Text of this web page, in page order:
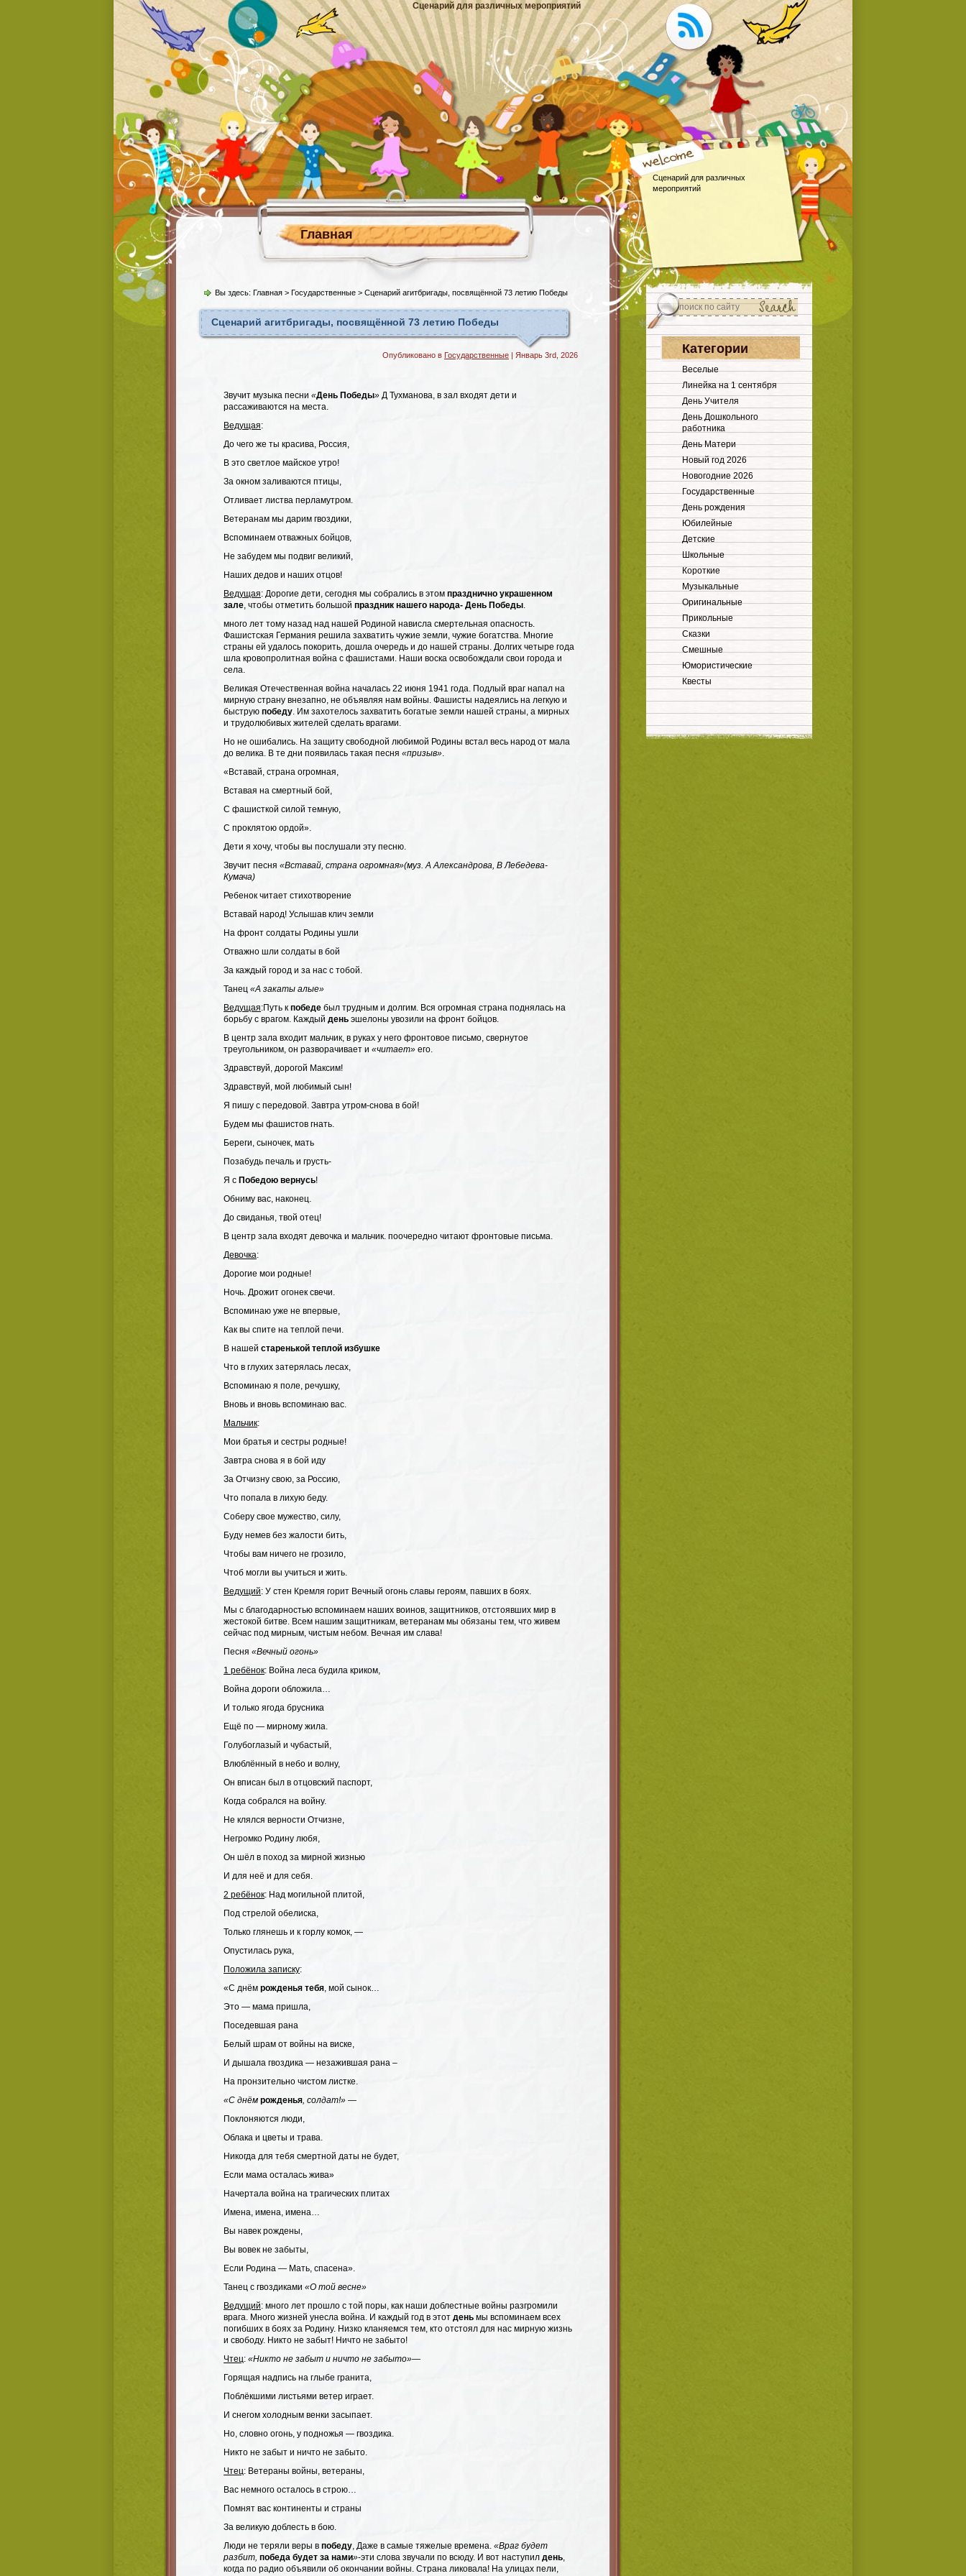
Сценарий для различных мероприятий
Главная
Сценарий для различных
мероприятий
Вы здесь: Главная > Государственные > Сценарий агитбригады, посвящённой 73 летию Победы
Сценарий агитбригады, посвящённой 73 летию Победы
Опубликовано в Государственные | Январь 3rd, 2026
Звучит музыка песни «День Победы» Д Тухманова, в зал входят дети и
рассаживаются на места.
Ведущая:
До чего же ты красива, Россия,
В это светлое майское утро!
За окном заливаются птицы,
Отливает листва перламутром.
Ветеранам мы дарим гвоздики,
Вспоминаем отважных бойцов,
Не забудем мы подвиг великий,
Наших дедов и наших отцов!
Ведущая: Дорогие дети, сегодня мы собрались в этом празднично украшенном
зале, чтобы отметить большой праздник нашего народа- День Победы.
много лет тому назад над нашей Родиной нависла смертельная опасность.
Фашистская Германия решила захватить чужие земли, чужие богатства. Многие
страны ей удалось покорить, дошла очередь и до нашей страны. Долгих четыре года
шла кровопролитная война с фашистами. Наши воска освобождали свои города и
села.
Великая Отечественная война началась 22 июня 1941 года. Подлый враг напал на
мирную страну внезапно, не объявляя нам войны. Фашисты надеялись на легкую и
быструю победу. Им захотелось захватить богатые земли нашей страны, а мирных
и трудолюбивых жителей сделать врагами.
Но не ошибались. На защиту свободной любимой Родины встал весь народ от мала
до велика. В те дни появилась такая песня «призыв».
«Вставай, страна огромная,
Вставая на смертный бой,
С фашисткой силой темную,
С проклятою ордой».
Дети я хочу, чтобы вы послушали эту песню.
Звучит песня «Вставай, страна огромная»(муз. А Александрова, В Лебедева-
Кумача)
Ребенок читает стихотворение
Вставай народ! Услышав клич земли
На фронт солдаты Родины ушли
Отважно шли солдаты в бой
За каждый город и за нас с тобой.
Танец «А закаты алые»
Ведущая:Путь кпобеде был трудным и долгим. Вся огромная страна поднялась на
борьбу с врагом. Каждый день эшелоны увозили на фронт бойцов.
В центр зала входит мальчик, в руках у него фронтовое письмо, свернутое
треугольником, он разворачивает и «читает» его.
Здравствуй, дорогой Максим!
Здравствуй, мой любимый сын!
Я пишу с передовой. Завтра утром-снова в бой!
Будем мы фашистов гнать.
Береги, сыночек, мать
Позабудь печаль и грусть-
Я с Победою вернусь!
Обниму вас, наконец.
До свиданья, твой отец!
В центр зала входят девочка и мальчик. поочередно читают фронтовые письма.
Девочка:
Дорогие мои родные!
Ночь. Дрожит огонек свечи.
Вспоминаю уже не впервые,
Как вы спите на теплой печи.
В нашей старенькой теплой избушке
Что в глухих затерялась лесах,
Вспоминаю я поле, речушку,
Вновь и вновь вспоминаю вас.
Мальчик:
Мои братья и сестры родные!
Завтра снова я в бой иду
За Отчизну свою, за Россию,
Что попала в лихую беду.
Соберу свое мужество, силу,
Буду немев без жалости бить,
Чтобы вам ничего не грозило,
Чтоб могли вы учиться и жить.
Ведущий: У стен Кремля горит Вечный огонь славы героям, павших в боях.
Мы с благодарностью вспоминаем наших воинов, защитников, отстоявших мир в
жестокой битве. Всем нашим защитникам, ветеранам мы обязаны тем, что живем
сейчас под мирным, чистым небом. Вечная им слава!
Песня «Вечный огонь»
1 ребёнок: Война леса будила криком,
Война дороги обложила…
И только ягода брусника
Ещё по — мирному жила.
Голубоглазый и чубастый,
Влюблённый в небо и волну,
Он вписан был в отцовский паспорт,
Когда собрался на войну.
Не клялся верности Отчизне,
Негромко Родину любя,
Он шёл в поход за мирной жизнью
И для неё и для себя.
2 ребёнок: Над могильной плитой,
Под стрелой обелиска,
Только глянешь и к горлу комок, —
Опустилась рука,
Положила записку:
«С днём рожденья тебя, мой сынок…
Это — мама пришла,
Поседевшая рана
Белый шрам от войны на виске,
И дышала гвоздика — незажившая рана –
На пронзительно чистом листке.
«С днём рожденья, солдат!» —
Поклоняются люди,
Облака и цветы и трава.
Никогда для тебя смертной даты не будет,
Если мама осталась жива»
Начертала война на трагических плитах
Имена, имена, имена…
Вы навек рождены,
Вы вовек не забыты,
Если Родина — Мать, спасена».
Танец с гвоздиками «О той весне»
Ведущий: много лет прошло с той поры, как наши доблестные войны разгромили
врага. Много жизней унесла война. И каждый год в этот день мы вспоминаем всех
погибших в боях за Родину. Низко кланяемся тем, кто отстоял для нас мирную жизнь
и свободу. Никто не забыт! Ничто не забыто!
Чтец: «Никто не забыт и ничто не забыто»—
Горящая надпись на глыбе гранита,
Поблёкшими листьями ветер играет.
И снегом холодным венки засыпает.
Но, словно огонь, у подножья — гвоздика.
Никто не забыт и ничто не забыто.
Чтец: Ветераны войны, ветераны,
Вас немного осталось в строю…
Помнят вас континенты и страны
За великую доблесть в бою.
Люди не теряли веры в победу, Даже в самые тяжелые времена. «Враг будет
разбит, победа будет за нами»-эти слова звучали по всюду. И вот наступил день,
когда по радио объявили об окончании войны. Страна ликовала! На улицах пели,
Категории
Веселые
Линейка на 1 сентября
День Учителя
День Дошкольного
работника
День Матери
Новый год 2026
Новогодние 2026
Государственные
День рождения
Юбилейные
Детские
Школьные
Короткие
Музыкальные
Оригинальные
Прикольные
Сказки
Смешные
Юмористические
Квесты